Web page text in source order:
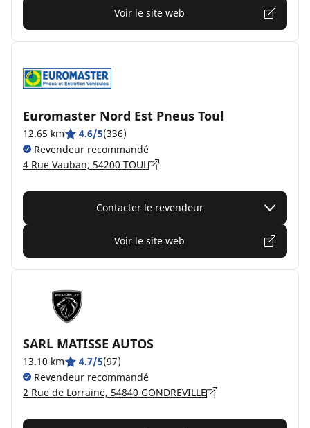
Voir le site web
Euromaster Nord Est Pneus Toul
12.65 km 4.6/5(336)
Revendeur recommandé
4 Rue Vauban, 54200 TOUL
Contacter le revendeur
Voir le site web
SARL MATISSE AUTOS
13.10 km 4.7/5(97)
Revendeur recommandé
2 Rue de Lorraine, 54840 GONDREVILLE